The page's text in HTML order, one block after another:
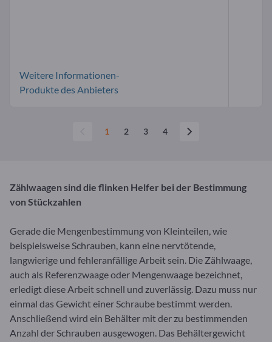
Weitere Informationen-
Produkte des Anbieters
1 2 3 4
Zählwaagen sind die flinken Helfer bei der Bestimmung
von Stückzahlen
Gerade die Mengenbestimmung von Kleinteilen, wie
beispielsweise Schrauben, kann eine nervtötende,
langwierige und fehleranfällige Arbeit sein. Die Zählwaage,
auch als Referenzwaage oder Mengenwaage bezeichnet,
erledigt diese Arbeit schnell und zuverlässig. Dazu muss nur
einmal das Gewicht einer Schraube bestimmt werden.
Anschließend wird ein Behälter mit der zu bestimmenden
Anzahl der Schrauben ausgewogen. Das Behältergewicht